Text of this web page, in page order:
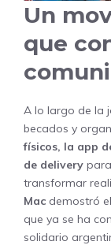
Un
que
A lo largo de la
becados y
físicos, la app
de delivery
transformar
Mac demostró
que ya se ha
solidario